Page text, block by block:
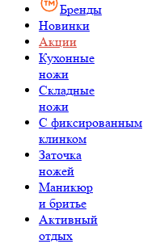
Бренды
Новинки
Акции
Кухонные
ножи
Складные
ножи
C фиксированным
клинком
Заточка
ножей
Маникюр
и бритье
Активный
отдых